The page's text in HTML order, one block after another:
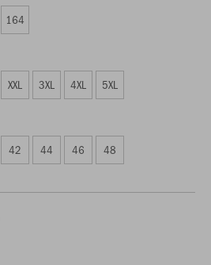
164
XXL 3XL 4XL 5XL
42 44 46 48